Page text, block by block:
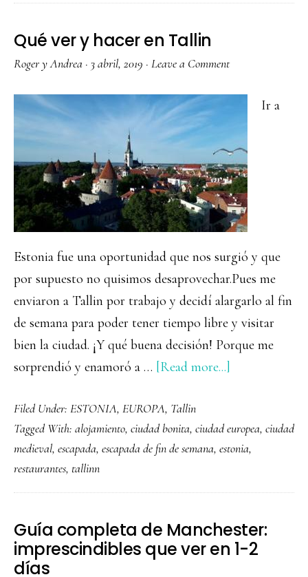
Sevilla:
imprescindibles
Qué ver y hacer en Tallin
Roger y Andrea · 3 abril, 2019 · Leave a Comment
Ir a
Estonia fue una oportunidad que nos surgió y que
por supuesto no quisimos desaprovechar.Pues me
enviaron a Tallin por trabajo y decidí alargarlo al fin
de semana para poder tener tiempo libre y visitar
bien la ciudad. ¡Y qué buena decisión! Porque me
sorprendió y enamoró a … [Read more...]
y
hacer
Tallin
Filed Under: ESTONIA, EUROPA, Tallin
Tagged With: alojamiento, ciudad bonita, ciudad europea, ciudad
medieval, escapada, escapada de fin de semana, estonia,
restaurantes, tallinn
Guía completa de Manchester:
imprescindibles que ver en 1-2
días